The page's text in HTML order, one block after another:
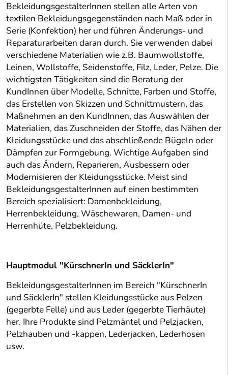
BekleidungsgestalterInnen stellen alle Arten von
textilen Bekleidungsgegenständen nach Maß oder in
Serie (Konfektion) her und führen Änderungs- und
Reparaturarbeiten daran durch. Sie verwenden dabei
verschiedene Materialien wie z.B. Baumwollstoffe,
Leinen, Wollstoffe, Seidenstoffe, Filz, Leder, Pelze. Die
wichtigsten Tätigkeiten sind die Beratung der
KundInnen über Modelle, Schnitte, Farben und Stoffe,
das Erstellen von Skizzen und Schnittmustern, das
Maßnehmen an den KundInnen, das Auswählen der
Materialien, das Zuschneiden der Stoffe, das Nähen der
Kleidungsstücke und das abschließende Bügeln oder
Dämpfen zur Formgebung. Wichtige Aufgaben sind
auch das Ändern, Reparieren, Ausbessern oder
Modernisieren der Kleidungsstücke. Meist sind
BekleidungsgestalterInnen auf einen bestimmten
Bereich spezialisiert: Damenbekleidung,
Herrenbekleidung, Wäschewaren, Damen- und
Herrenhüte, Pelzbekleidung.
Hauptmodul "KürschnerIn und SäcklerIn"
BekleidungsgestalterInnen im Bereich "KürschnerIn
und SäcklerIn" stellen Kleidungsstücke aus Pelzen
(gegerbte Felle) und aus Leder (gegerbte Tierhäute)
her. Ihre Produkte sind Pelzmäntel und Pelzjacken,
Pelzhauben und -kappen, Lederjacken, Lederhosen
usw.